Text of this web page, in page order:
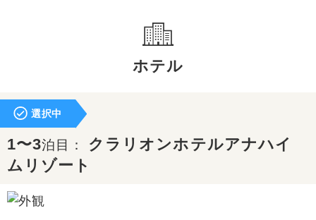
ホテル
選択中
1〜3泊目： クラリオンホテルアナハイ
ムリゾート